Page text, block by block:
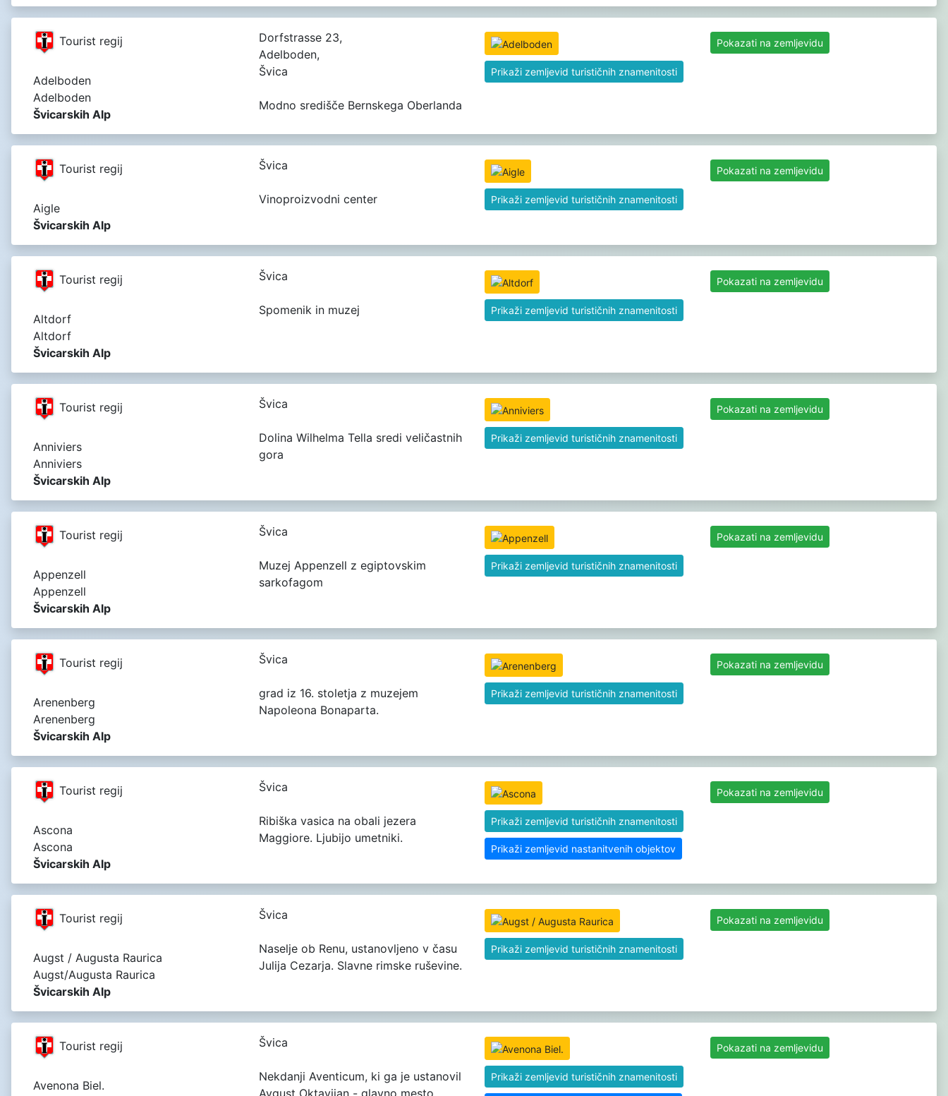
Tourist regij
Adelboden
Adelboden
Švicarskih Alp
Dorfstrasse 23,
Adelboden,
Švica
Modno središče Bernskega Oberlanda
Prikaži zemljevid turističnih znamenitosti
Pokazati na zemljevidu
Tourist regij
Aigle
Švicarskih Alp
Švica
Vinoproizvodni center Prikaži zemljevid turističnih znamenitosti
Pokazati na zemljevidu
Tourist regij
Altdorf
Altdorf
Švicarskih Alp
Švica
Spomenik in muzej Prikaži zemljevid turističnih znamenitosti
Pokazati na zemljevidu
Tourist regij
Anniviers
Anniviers
Švicarskih Alp
Švica
Dolina Wilhelma Tella sredi veličastnih
gora
Prikaži zemljevid turističnih znamenitosti
Pokazati na zemljevidu
Tourist regij
Appenzell
Appenzell
Švicarskih Alp
Švica
Muzej Appenzell z egiptovskim
sarkofagom
Prikaži zemljevid turističnih znamenitosti
Pokazati na zemljevidu
Tourist regij
Arenenberg
Arenenberg
Švicarskih Alp
Švica
grad iz 16. stoletja z muzejem
Napoleona Bonaparta.
Prikaži zemljevid turističnih znamenitosti
Pokazati na zemljevidu
Tourist regij
Ascona
Ascona
Švicarskih Alp
Švica
Ribiška vasica na obali jezera
Maggiore. Ljubijo umetniki.
Prikaži zemljevid turističnih znamenitosti
Prikaži zemljevid nastanitvenih objektov
Pokazati na zemljevidu
Tourist regij
Augst / Augusta Raurica
Augst/Augusta Raurica
Švicarskih Alp
Švica
Naselje ob Renu, ustanovljeno v času
Julija Cezarja. Slavne rimske ruševine.
Prikaži zemljevid turističnih znamenitosti
Pokazati na zemljevidu
Tourist regij
Avenona Biel.
Švica
Nekdanji Aventicum, ki ga je ustanovil
Avgust Oktavijan - glavno mesto
Prikaži zemljevid turističnih znamenitosti
Pokazati na zemljevidu